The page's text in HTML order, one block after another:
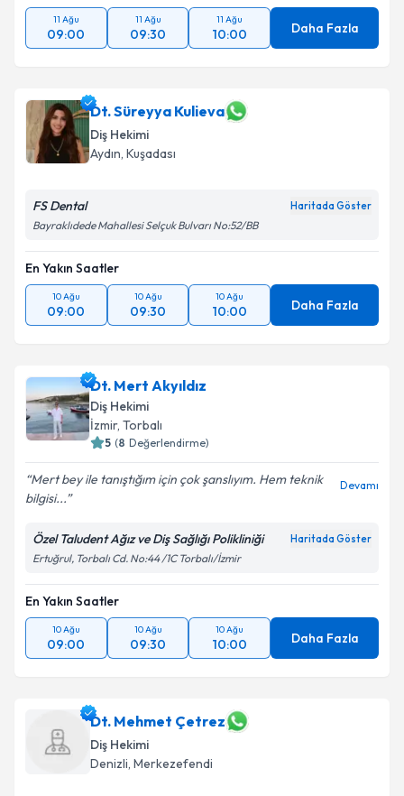
11 Ağu
09:00
11 Ağu
09:30
11 Ağu
10:00 Daha Fazla
Dt. Süreyya Kulieva
Diş Hekimi
Aydın, Kuşadası
FS Dental Haritada Göster
Bayraklıdede Mahallesi Selçuk Bulvarı No:52/BB
En Yakın Saatler
10 Ağu
09:00
10 Ağu
09:30
10 Ağu
10:00 Daha Fazla
Dt. Mert Akyıldız
Diş Hekimi
İzmir, Torbalı
5 (8 Değerlendirme)
Mert bey ile tanıştığım için çok şanslıyım. Hem teknik
bilgisi...
Devamı
Özel Taludent Ağız ve Diş Sağlığı Polikliniği Haritada Göster
Ertuğrul, Torbalı Cd. No:44 /1C Torbalı/İzmir
En Yakın Saatler
10 Ağu
09:00
10 Ağu
09:30
10 Ağu
10:00 Daha Fazla
Dt. Mehmet Çetrez
Diş Hekimi
Denizli, Merkezefendi